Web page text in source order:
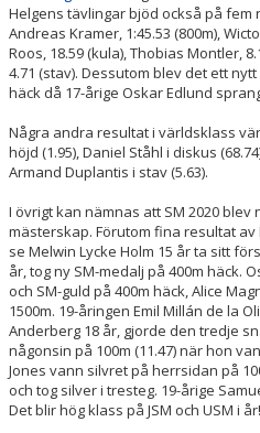
Helgens tävlingar bjöd också på
Andreas Kramer, 1:45.53 (800m),
Roos, 18.59 (kula), Thobias Montler,
4.71 (stav). Dessutom blev det ett
häck då 17-årige Oskar Edlund
Några andra resultat i världsklass
höjd (1.95), Daniel Ståhl i diskus
Armand Duplantis i stav (5.63).
I övrigt kan nämnas att SM 2020
mästerskap. Förutom fina resultat av
se Melwin Lycke Holm 15 år ta sitt
år, tog ny SM-medalj på 400m häck.
och SM-guld på 400m häck, Alice
1500m. 19-åringen Emil Millán de la
Anderberg 18 år, gjorde den tredje
någonsin på 100m (11.47) när hon
Jones vann silvret på herrsidan på
och tog silver i tresteg. 19-årige
Det blir hög klass på JSM och USM i